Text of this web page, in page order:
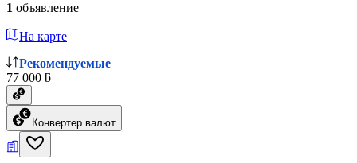
1 объявление
На карте
Рекомендуемые
77 000 ƃ
Конвертер валют